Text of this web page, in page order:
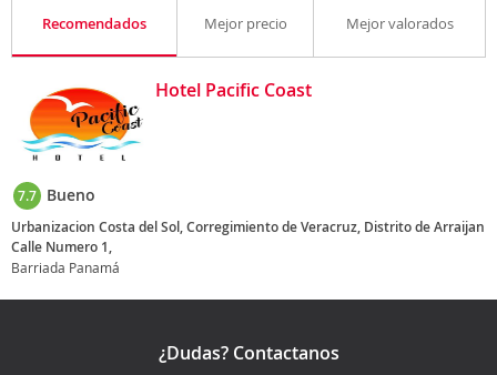
Recomendados Mejor precio Mejor valorados
Hotel Pacific Coast
7.7 Bueno
Urbanizacion Costa del Sol, Corregimiento de Veracruz, Distrito de Arraijan
Calle Numero 1,
Barriada Panamá
¿Dudas? Contactanos